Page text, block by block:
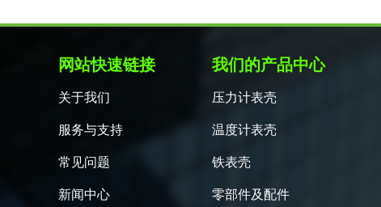
网站快速链接
关于我们
服务与支持
常见问题
新闻中心
我们的产品中心
压力计表壳
温度计表壳
铁表壳
零部件及配件